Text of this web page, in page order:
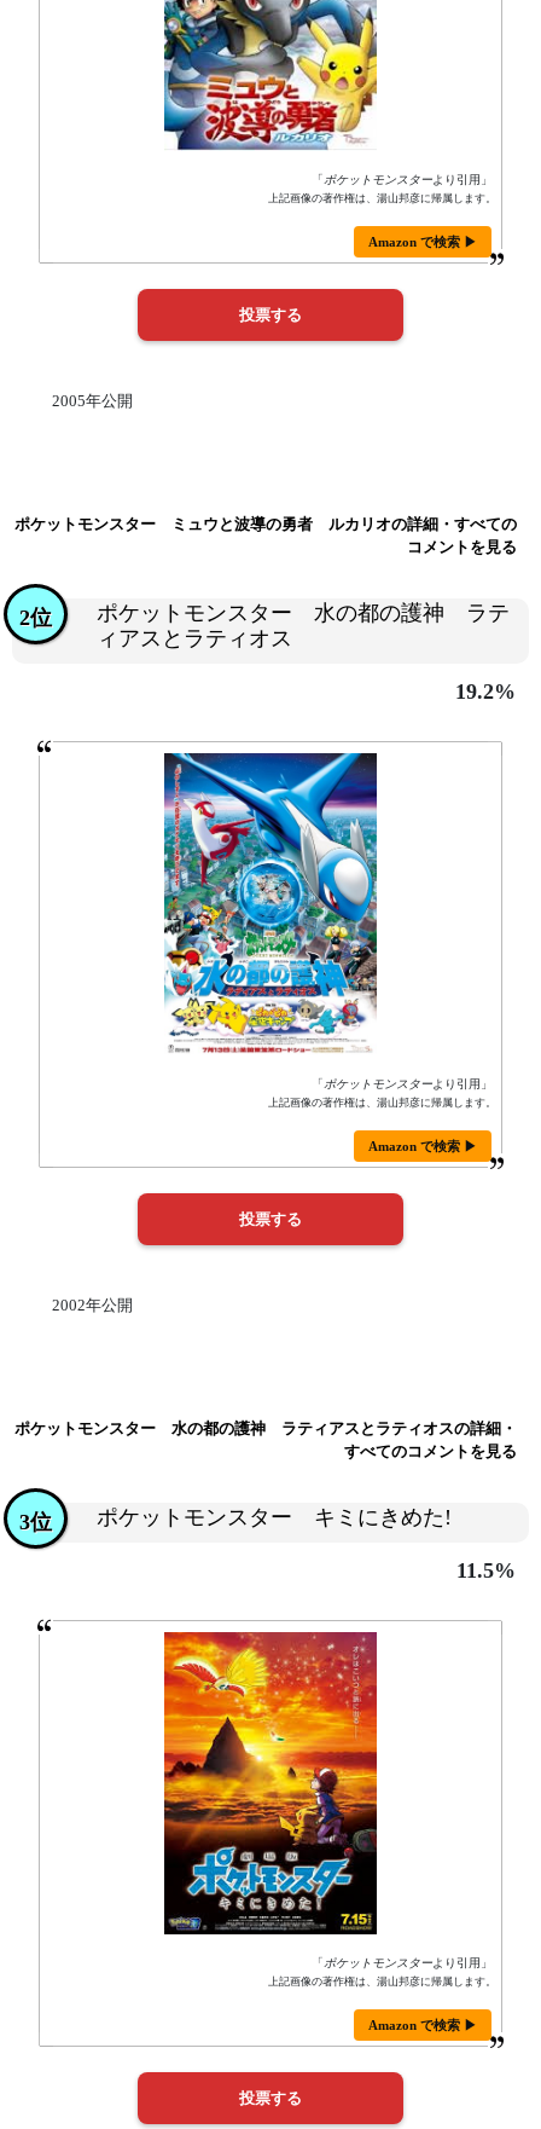
「ポケットモンスターより引用」
上記画像の著作権は、湯山邦彦に帰属します。
Amazon で検索 ▶
2005年公開
ポケットモンスター ミュウと波導の勇者 ルカリオの詳細・すべての
コメントを見る
ポケットモンスター 水の都の護神 ラテ
ィアスとラティオス
2位
19.2%
「ポケットモンスターより引用」
上記画像の著作権は、湯山邦彦に帰属します。
Amazon で検索 ▶
2002年公開
ポケットモンスター 水の都の護神 ラティアスとラティオスの詳細・
すべてのコメントを見る
ポケットモンスター キミにきめた!
3位
11.5%
「ポケットモンスターより引用」
上記画像の著作権は、湯山邦彦に帰属します。
Amazon で検索 ▶